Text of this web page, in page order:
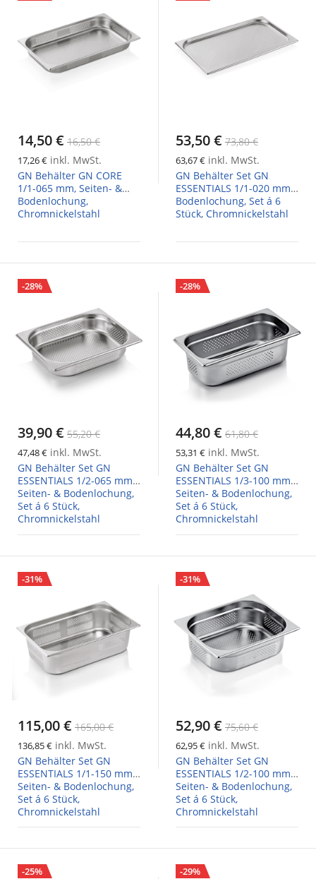
14,50 € 16,50 €
17,26 € inkl. MwSt.
GN Behälter GN CORE
1/1-065 mm, Seiten- &
Bodenlochung,
Chromnickelstahl
53,50 € 73,80 €
63,67 € inkl. MwSt.
GN Behälter Set GN
ESSENTIALS 1/1-020 mm,
Bodenlochung, Set á 6
Stück, Chromnickelstahl
-28%
39,90 € 55,20 €
47,48 € inkl. MwSt.
GN Behälter Set GN
ESSENTIALS 1/2-065 mm,
Seiten- & Bodenlochung,
Set á 6 Stück,
Chromnickelstahl
-28%
44,80 € 61,80 €
53,31 € inkl. MwSt.
GN Behälter Set GN
ESSENTIALS 1/3-100 mm,
Seiten- & Bodenlochung,
Set á 6 Stück,
Chromnickelstahl
-31%
115,00 € 165,00 €
136,85 € inkl. MwSt.
GN Behälter Set GN
ESSENTIALS 1/1-150 mm,
Seiten- & Bodenlochung,
Set á 6 Stück,
Chromnickelstahl
-31%
52,90 € 75,60 €
62,95 € inkl. MwSt.
GN Behälter Set GN
ESSENTIALS 1/2-100 mm,
Seiten- & Bodenlochung,
Set á 6 Stück,
Chromnickelstahl
-25% -29%